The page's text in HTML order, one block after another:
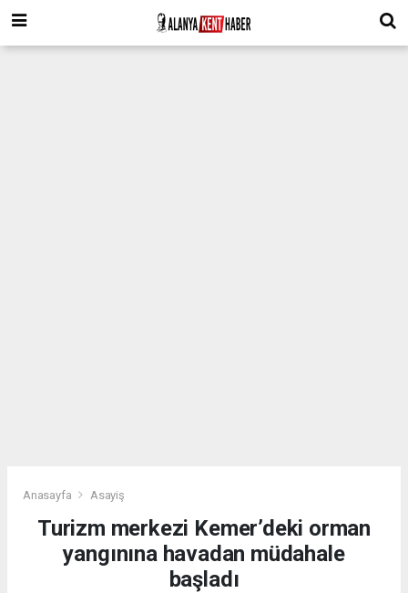
Anasayfa Asayiş
Turizm merkezi Kemer’deki orman
yangınına havadan müdahale
başladı